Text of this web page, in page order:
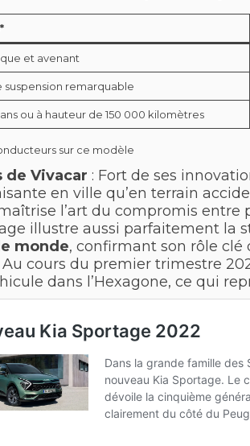
et avenant
suspension remarquable
ou à hauteur de 150 000 kilomètres
sur ce modèle
de Vivacar : Fort de ses
en ville qu’en terrain
l’art du compromis entre
illustre aussi parfaitement la
monde, confirmant son rôle clé
Au cours du premier trimestre
dans l’Hexagone, ce qui